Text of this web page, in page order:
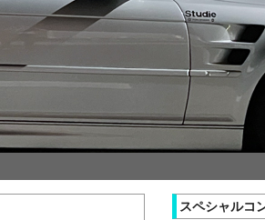
スペシャルコ